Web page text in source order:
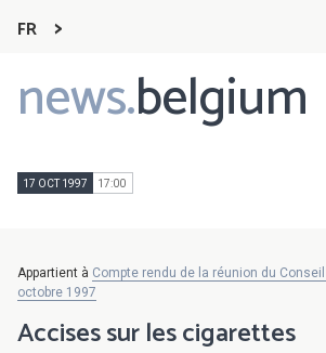
FR
news.belgium
Main
navigation
17 OCT 1997 17:00
Appartient à Compte rendu de la réunion du
octobre 1997
Accises sur les cigarettes